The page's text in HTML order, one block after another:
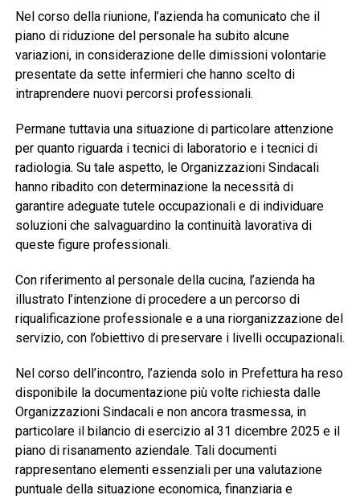
Nel corso della riunione, l’azienda ha comunicato che il
piano di riduzione del personale ha subito alcune
variazioni, in considerazione delle dimissioni volontarie
presentate da sette infermieri che hanno scelto di
intraprendere nuovi percorsi professionali.
Permane tuttavia una situazione di particolare attenzione
per quanto riguarda i tecnici di laboratorio e i tecnici di
radiologia. Su tale aspetto, le Organizzazioni Sindacali
hanno ribadito con determinazione la necessità di
garantire adeguate tutele occupazionali e di individuare
soluzioni che salvaguardino la continuità lavorativa di
queste figure professionali.
Con riferimento al personale della cucina, l’azienda ha
illustrato l’intenzione di procedere a un percorso di
riqualificazione professionale e a una riorganizzazione del
servizio, con l’obiettivo di preservare i livelli occupazionali.
Nel corso dell’incontro, l’azienda solo in Prefettura ha reso
disponibile la documentazione più volte richiesta dalle
Organizzazioni Sindacali e non ancora trasmessa, in
particolare il bilancio di esercizio al 31 dicembre 2025 e il
piano di risanamento aziendale. Tali documenti
rappresentano elementi essenziali per una valutazione
puntuale della situazione economica, finanziaria e